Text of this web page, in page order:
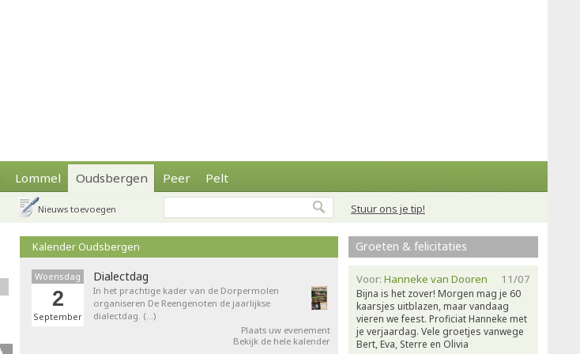
Lommel Oudsbergen Peer Pelt
Stuur ons je tip!
Nieuws toevoegen
Kalender Oudsbergen
Woensdag
2
September
Dialectdag
In het prachtige kader van de Dorpermolen
organiseren De Reengenoten de jaarlijkse
dialectdag. (…)
Plaats uw evenement
Bekijk de hele kalender
Groeten & felicitaties
11/07
Voor: Hanneke van Dooren
Bijna is het zover! Morgen mag je 60
kaarsjes uitblazen, maar vandaag
vieren we feest. Proficiat Hanneke met
je verjaardag. Vele groetjes vanwege
Bert, Eva, Sterre en Olivia